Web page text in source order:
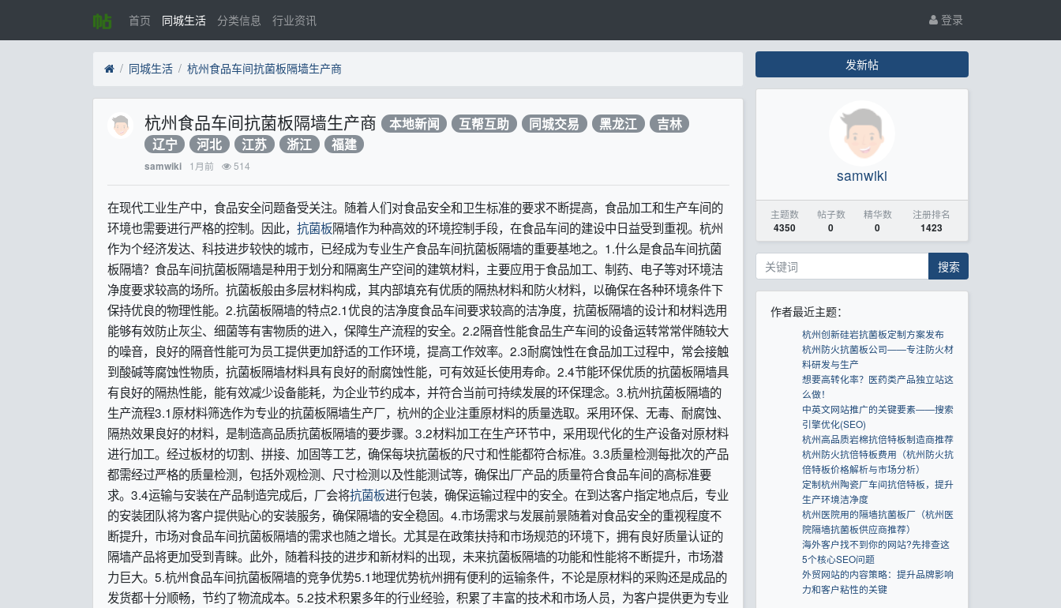
首页 同城生活 分类信息 行业资讯 登录
同城生活 杭州食品车间抗菌板隔墙生产商
杭州食品车间抗菌板隔墙生产商 本地新闻 互帮互助 同城交易 黑龙江
吉林
辽宁
河北 江苏 浙江 福建
samwiki 1月前 514
在现代工业生产中，食品安全问题备受关注。随着人们对食品安全和卫生标准的要求不断提高，食品加工和生产车间的
环境也需要进行严格的控制。因此， 抗菌板隔墙作为种高效的环境控制手段，在食品车间的建设中日益受到重视。杭州
作为个经济发达、科技进步较快的城市，已经成为专业生产食品车间抗菌板隔墙的重要基地之。1.什么是食品车间抗菌
板隔墙？食品车间抗菌板隔墙是种用于划分和隔离生产空间的建筑材料，主要应用于食品加工、制药、电子等对环境洁
净度要求较高的场所。抗菌板般由多层材料构成，其内部填充有优质的隔热材料和防火材料，以确保在各种环境条件下
保持优良的物理性能。2.抗菌板隔墙的特点2.1优良的洁净度食品车间要求较高的洁净度，抗菌板隔墙的设计和材料选用
能够有效防止灰尘、细菌等有害物质的进入，保障生产流程的安全。2.2隔音性能食品生产车间的设备运转常常伴随较大
的噪音，良好的隔音性能可为员工提供更加舒适的工作环境，提高工作效率。2.3耐腐蚀性在食品加工过程中，常会接触
到酸碱等腐蚀性物质，抗菌板隔墙材料具有良好的耐腐蚀性能，可有效延长使用寿命。2.4节能环保优质的抗菌板隔墙具
有良好的隔热性能，能有效减少设备能耗，为企业节约成本，并符合当前可持续发展的环保理念。3.杭州抗菌板隔墙的
生产流程3.1原材料筛选作为专业的抗菌板隔墙生产厂，杭州的企业注重原材料的质量选取。采用环保、无毒、耐腐蚀、
隔热效果良好的材料，是制造高品质抗菌板隔墙的要步骤。3.2材料加工在生产环节中，采用现代化的生产设备对原材料
进行加工。经过板材的切割、拼接、加固等工艺，确保每块抗菌板的尺寸和性能都符合标准。3.3质量检测每批次的产品
都需经过严格的质量检测，包括外观检测、尺寸检测以及性能测试等，确保出厂产品的质量符合食品车间的高标准要
求。3.4运输与安装在产品制造完成后，厂会将抗菌板进行包装，确保运输过程中的安全。在到达客户指定地点后，专业
的安装团队将为客户提供贴心的安装服务，确保隔墙的安全稳固。4.市场需求与发展前景随着对食品安全的重视程度不
断提升，市场对食品车间抗菌板隔墙的需求也随之增长。尤其是在政策扶持和市场规范的环境下，拥有良好质量认证的
隔墙产品将更加受到青睐。此外，随着科技的进步和新材料的出现，未来抗菌板隔墙的功能和性能将不断提升，市场潜
力巨大。5.杭州食品车间抗菌板隔墙的竞争优势5.1地理优势杭州拥有便利的运输条件，不论是原材料的采购还是成品的
发货都十分顺畅，节约了物流成本。5.2技术积累多年的行业经验，积累了丰富的技术和市场人员，为客户提供更为专业
发新帖
samwiki
主题数
4350
帖子数
0
精华数
0
注册排名
1423
搜索
作者最近主题：
杭州创新硅岩抗菌板定制方案发布
杭州防火抗菌板公司——专注防火材
料研发与生产
想要高转化率？医药类产品独立站这
么做！
中英文网站推广的关键要素——搜索
引擎优化(SEO)
杭州高品质岩棉抗倍特板制造商推荐
杭州防火抗倍特板费用（杭州防火抗
倍特板价格解析与市场分析）
定制杭州陶瓷厂车间抗倍特板，提升
生产环境洁净度
杭州医院用的隔墙抗菌板厂（杭州医
院隔墙抗菌板供应商推荐）
海外客户找不到你的网站?先排查这
5个核心SEO问题
外贸网站的内容策略：提升品牌影响
力和客户粘性的关键